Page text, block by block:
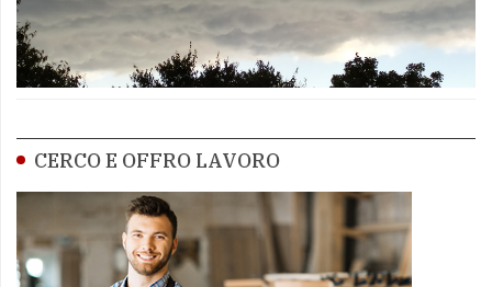
CERCO E OFFRO LAVORO